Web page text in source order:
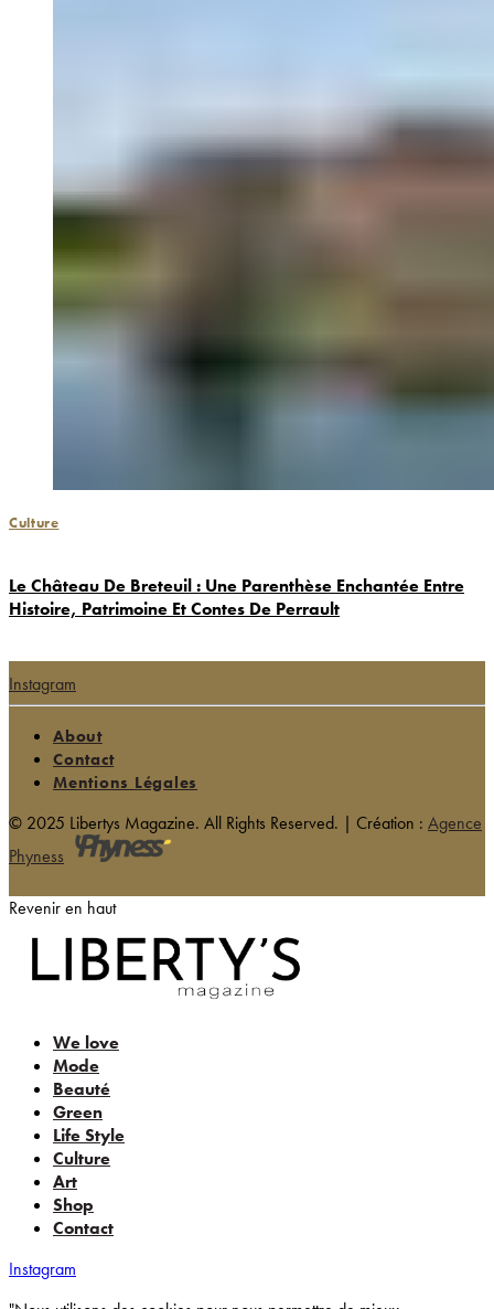
Culture
Le Château De Breteuil : Une Parenthèse Enchantée Entre
Histoire, Patrimoine Et Contes De Perrault
Instagram
About
Contact
Mentions Légales
© 2025 Libertys Magazine. All Rights Reserved. | Création : Agence
Phyness
Revenir en haut
We love
Mode
Beauté
Green
Life Style
Culture
Art
Shop
Contact
Instagram